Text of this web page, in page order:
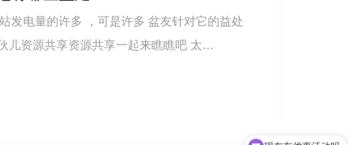
许多 盆友针对它的益处
并并并并并不是很掌握，**我给大伙儿资源共享资源共享一起来瞧瞧吧 太…